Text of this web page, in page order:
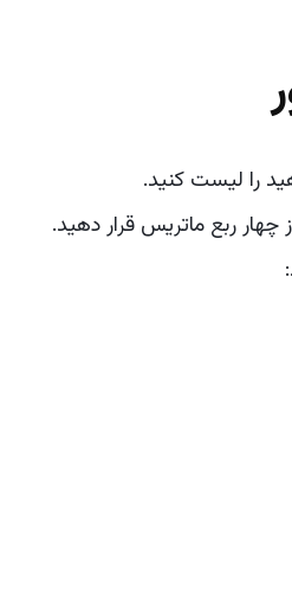
را لیست کنید.
ربع ماتریس قرار دهید.